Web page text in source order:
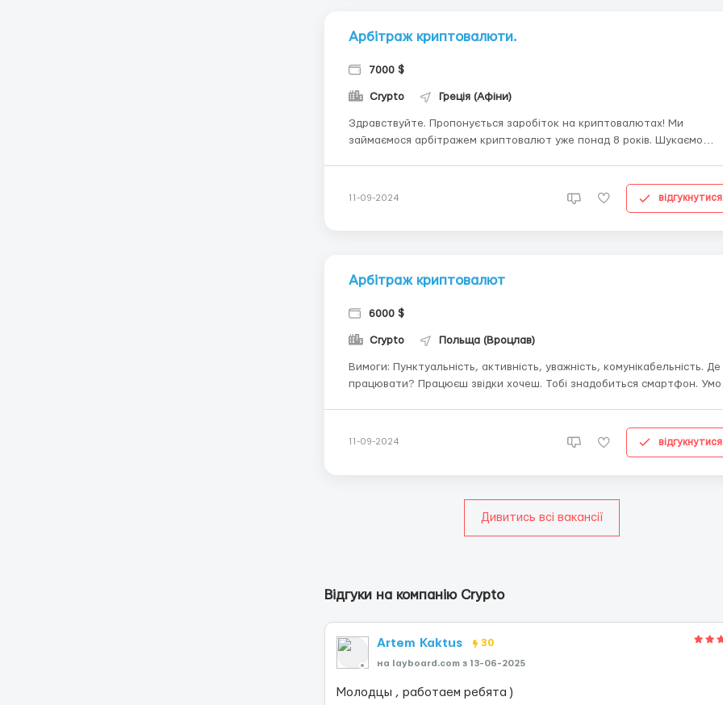
Арбітраж криптовалюти.
7000 $
Сrypto Греція (Афіни)
Здравствуйте. Пропонується заробіток на криптовалютах! Ми
займаємося арбітражем криптовалют уже понад 8 років. Шукаємо
безкоштовно, але для початку роботи вам потрібно ма...
11-09-2024 відгукнутися
Арбітраж криптовалют
6000 $
Сrypto Польща (Вроцлав)
Вимоги: Пунктуальність, активність, уважність, комунікабельність. Де
працювати? Працюєш звідки хочеш. Тобі знадобиться смартфон. Умови
11-09-2024 відгукнутися
Дивитись всі вакансії
Відгуки на компанію Сrypto
Artem Kaktus 30
на layboard.com з 13-06-2025
Молодцы , работаем ребята )